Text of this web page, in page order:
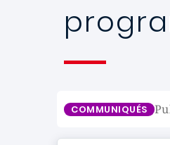
COMMUNIQUÉS